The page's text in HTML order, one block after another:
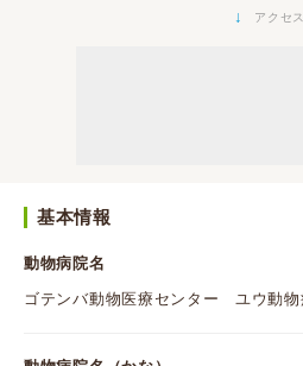
↓ アクセ
基本情報
動物病院名
ゴテンバ動物医療センター ユウ動物